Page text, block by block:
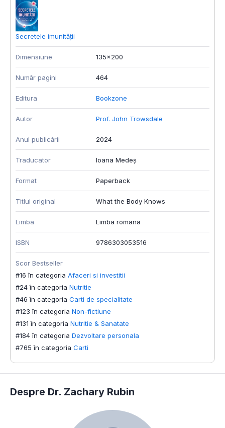
Secretele imunității
Dimensiune 135x200
Număr pagini 464
Editura Bookzone
Autor Prof. John Trowsdale
Anul publicării 2024
Traducator Ioana Medeș
Format Paperback
Titlul original What the Body Knows
Limba Limba romana
ISBN 9786303053516
Scor Bestseller
#16 în categoria Afaceri si investitii
#24 în categoria Nutritie
#46 în categoria Carti de specialitate
#123 în categoria Non-fictiune
#131 în categoria Nutritie & Sanatate
#184 în categoria Dezvoltare personala
#765 în categoria Carti
Despre Dr. Zachary Rubin